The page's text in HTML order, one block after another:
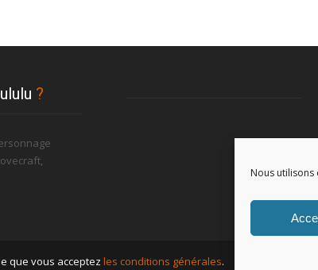
Nous
?
que vous acceptez les conditions générales.